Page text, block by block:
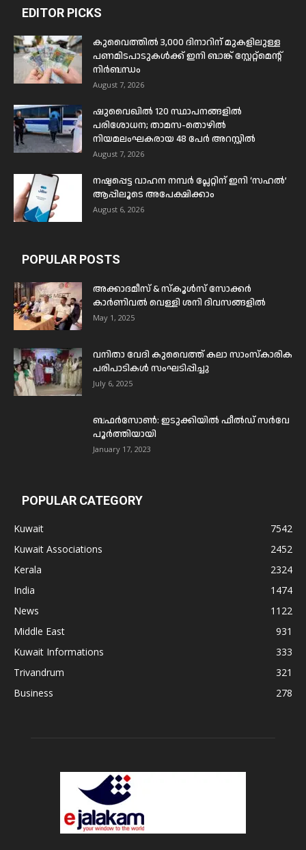
EDITOR PICKS
കുവൈത്തിൽ 3,000 ദിനാറിന് മുകളിലുള്ള
പണമിടപാടുകൾക്ക് ഇനി ബാങ്ക് സ്റ്റേറ്റ്മെന്റ്
നിർബന്ധം
August 7, 2026
ഷുവൈഖിൽ 120 സ്ഥാപനങ്ങളിൽ
പരിശോധന; താമസ-തൊഴിൽ
നിയമലംഘകരായ 48 പേർ അറസ്റ്റിൽ
August 7, 2026
നഷ്ടപ്പെട്ട വാഹന നമ്പർ പ്ലേറ്റിന് ഇനി ‘സഹൽ’
ആപ്പിലൂടെ അപേക്ഷിക്കാം
August 6, 2026
POPULAR POSTS
അക്കാദമീസ് & സ്കൂൾസ് സോക്കർ
കാർണിവൽ വെള്ളി ശനി ദിവസങ്ങളിൽ
May 1, 2025
വനിതാ വേദി കുവൈത്ത് കലാ സാംസ്കാരിക
പരിപാടികൾ സംഘടിപ്പിച്ചു
July 6, 2025
ബഫര്‍സോണ്‍: ഇടുക്കിയില്‍ ഫീല്‍ഡ് സര്‍വേ
പൂര്‍ത്തിയായി
January 17, 2023
POPULAR CATEGORY
Kuwait
7542
Kuwait Associations
2452
Kerala
2324
India
1474
News
1122
Middle East
931
Kuwait Informations
333
Trivandrum
321
Business
278